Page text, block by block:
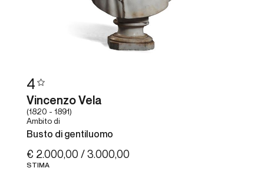
4
Vincenzo Vela
(1820 - 1891)
Ambito di
Busto di gentiluomo
€ 2.000,00 / 3.000,00
STIMA